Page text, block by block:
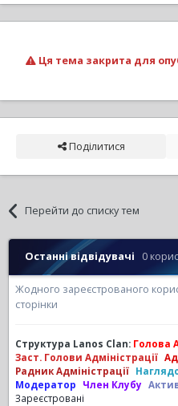
Ця тема закрита для
Поділитися
Перейти до списку тем
Останні відвідувачі 0
Жодного зареєстрованого
сторінки
Структура Lanos Clan: Голова
Заст. Голови Адміністрації
Радник Адміністрації
Модератор
Член Клубу
Зареєстровані